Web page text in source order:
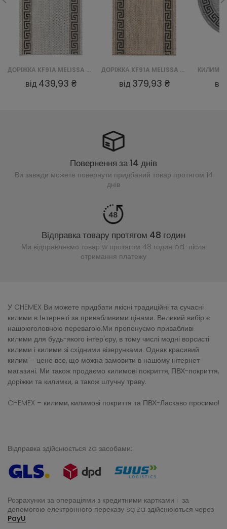
ДОРІЖКА KF91A MELISSA CHODNIK MAA - SZARY
від 439,93 ₴
ДОРІЖКА KF91A MELISSA CHODNIK MAA - BRĄZOWY
від 379,93 ₴
Повернення за 14 днів
Ви завжди можете повернути придбаний товар протягом 14
днів
Відправка товару протягом 48 годин
Ми відправляємо товар w протягом 48 годин od після
отримання платежу
У CHEMEX Ви можете придбати якісні традиційні та сучасні
килими в Інтернеті за привабливими цінами. Великий вибір є
нашоюголовною перевагою.Ми пропонуємо привабливі
килими для будь-якого інтер'єру, в тому числі модні ворсисті
килими і килими зі східними візерунками. Однак красивий
килим – цене все, що можна замовити в нашому інтернет-
магазині. Ми також продаємо килимові покриття, ПВХ-покриття,
доріжки та килимки, а також штучну траву.
CHEMEX – килими, килимові покриття та ПВХ-Ласкаво просимо!
Відправка здійснюється za засобами:
Розрахунки за операціями з кредитними картками i за
допомогою електронного переказу są za здійснюються через
PayU